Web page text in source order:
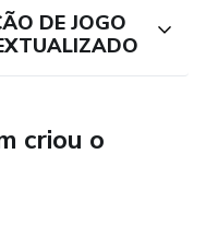
o conteúdo ao perfil
educação
DE JOGO
criou o